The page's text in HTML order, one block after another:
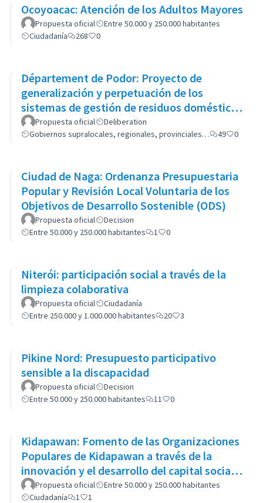
Ocoyoacac: Atención de los Adultos Mayores
Propuesta oficial
Entre 50.000 y 250.000 habitantes
Ciudadanía
268 0
Département de Podor: Proyecto de
generalización y perpetuación de los
sistemas de gestión de residuos domésticos
(GP-GOM).
Propuesta oficial
Deliberation
Gobiernos supralocales, regionales, provinciales…
49 0
Ciudad de Naga: Ordenanza Presupuestaria
Popular y Revisión Local Voluntaria de los
Objetivos de Desarrollo Sostenible (ODS)
Propuesta oficial
Decision
Entre 50.000 y 250.000 habitantes
1 0
Niterói: participación social a través de la
limpieza colaborativa
Propuesta oficial
Ciudadanía
Entre 250.000 y 1.000.000 habitantes
20 3
Pikine Nord: Presupuesto participativo
sensible a la discapacidad
Propuesta oficial
Decision
Entre 50.000 y 250.000 habitantes
11 0
Kidapawan: Fomento de las Organizaciones
Populares de Kidapawan a través de la
innovación y el desarrollo del capital social
(APOKIDS)
Propuesta oficial
Entre 50.000 y 250.000 habitantes
Ciudadanía
1 1